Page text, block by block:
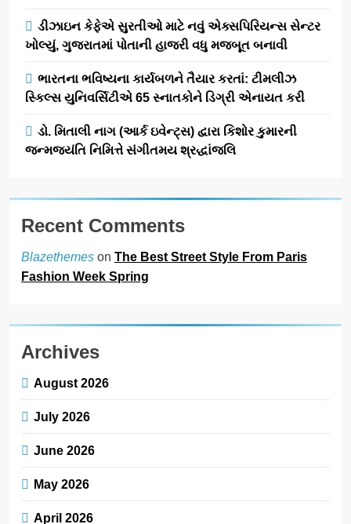
ડીઝાઇન કેફેએ સુરતીઓ માટે નવું એક્સપિરિયન્સ સેન્ટર
ખોલ્યું, ગુજરાતમાં પોતાની હાજરી વધુ મજબૂત બનાવી
ભારતના ભવિષ્યના કાર્યબળને તૈયાર કરતાં: ટીમલીઝ
સ્કિલ્સ યુનિવર્સિટીએ 65 સ્નાતકોને ડિગ્રી એનાયત કરી
ડો. મિતાલી નાગ (આર્ક ઇવેન્ટ્સ) દ્વારા કિશોર કુમારની
જન્મજયંતિ નિમિત્તે સંગીતમય શ્રદ્ધાંજલિ
Recent Comments
Blazethemes on The Best Street Style From Paris
Fashion Week Spring
Archives
August 2026
July 2026
June 2026
May 2026
April 2026